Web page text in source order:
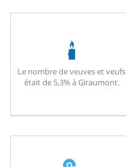
Le nombre de veuves et veufs
était de 5,3% à Giraumont.